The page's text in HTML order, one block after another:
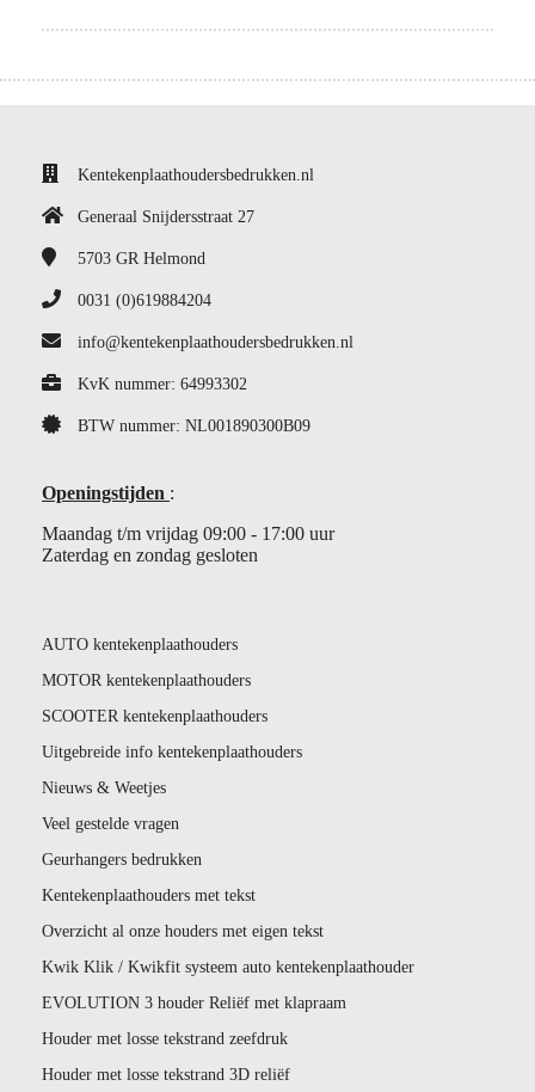
Kentekenplaathoudersbedrukken.nl
Generaal Snijdersstraat 27
5703 GR Helmond
0031 (0)619884204
info@kentekenplaathoudersbedrukken.nl
KvK nummer: 64993302
BTW nummer: NL001890300B09
Openingstijden :
Maandag t/m vrijdag 09:00 - 17:00 uur
Zaterdag en zondag gesloten
AUTO kentekenplaathouders
MOTOR kentekenplaathouders
SCOOTER kentekenplaathouders
Uitgebreide info kentekenplaathouders
Nieuws & Weetjes
Veel gestelde vragen
Geurhangers bedrukken
Kentekenplaathouders met tekst
Overzicht al onze houders met eigen tekst
Kwik Klik / Kwikfit systeem auto kentekenplaathouder
EVOLUTION 3 houder Reliëf met klapraam
Houder met losse tekstrand zeefdruk
Houder met losse tekstrand 3D reliëf